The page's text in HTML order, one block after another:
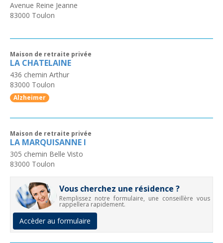
Avenue Reine Jeanne
83000 Toulon
Maison de retraite privée
LA CHATELAINE
436 chemin Arthur
83000 Toulon
Alzheimer
Maison de retraite privée
LA MARQUISANNE I
305 chemin Belle Visto
83000 Toulon
Vous cherchez une résidence ?
Remplissez notre formulaire, une conseillère vous
rappellera rapidement.
Accèder au formulaire